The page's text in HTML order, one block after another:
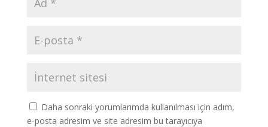
Daha sonraki yorumlarımda kullanılması için adım,
e-posta adresim ve site adresim bu tarayıcıya